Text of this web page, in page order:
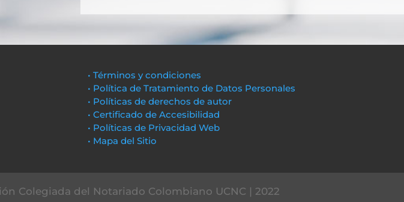
• Términos y condiciones
• Política de Tratamiento de Datos Personales
• Políticas de derechos de autor
• Certificado de Accesibilidad
• Políticas de Privacidad Web
• Mapa del Sitio
Colegiada del Notariado Colombiano UCNC | 2022